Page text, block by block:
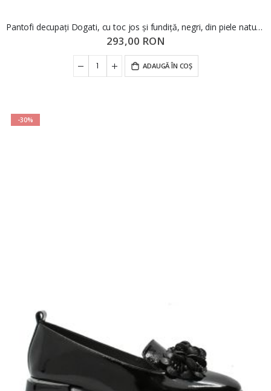
Pantofi decupați Dogati, cu toc jos și fundiță, negri, din piele naturală MIR1385
293,00 RON
ADAUGĂ ÎN COȘ
-30%